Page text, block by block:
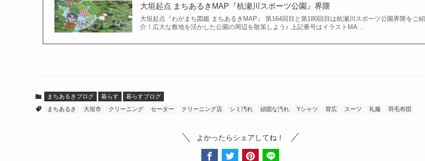
大垣起点 まちあるきMAP『杭瀬川スポーツ公園』界隈
大垣起点『わがまち図鑑 まちあるきMAP』 第164回目と第180回目は杭瀬川スポーツ公園界隈をご紹
介！広大な敷地を活かした公園の周辺を散策しよう♪ 上記番号はイラストMA…
まちあるきブログ 暮らす
暮らすブログ
まちあるき
大垣市 クリーニング セーター クリーニング店 シミ汚れ 頑固な汚れ Yシャツ 背広 スーツ 礼服 羽毛布団
よかったらシェアしてね！